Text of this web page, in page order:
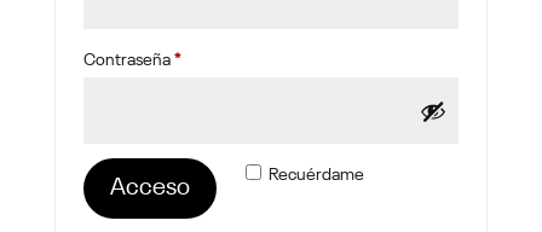
Contraseña *Obligatorio
Recuérdame
Acceso